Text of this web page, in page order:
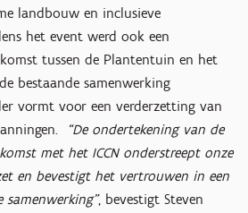
landbouw en inclusieve
het event werd ook een
tussen de Plantentuin en het
bestaande samenwerking
vormt voor een verderzetting van
“De ondertekening van de
met het ICCN onderstreept onze
en bevestigt het vertrouwen in een
, bevestigt Steven